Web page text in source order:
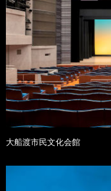
大船渡市民文化会館